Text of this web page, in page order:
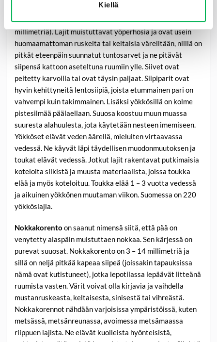
Kiellä
Yökkönenon pieni tai keskikokoinen korento (2 – 23
millimetriä). Lajit muistuttavat yöperhosia ja ovat usein
huomaamattoman ruskeita tai keltaisia väreiltään, niillä on
pitkät eteenpäin suunnatut tuntosarvet ja ne pitävät
siipensä kattoon aseteltuna ruumiin ylle. Siivet ovat
peitetty karvoilla tai ovat täysin paljaat. Siipiparit ovat
hyvin kehittyneitä lentosiipiä, joista etummainen pari on
vahvempi kuin takimmainen. Lisäksi yökkösillä on kolme
pistesilmää päälaellaan. Suuosa koostuu muun muassa
suuresta alahuulesta, jota käytetään nesteen imemiseen.
Yökköset elävät veden äärellä, mieluiten virtaavassa
vedessä. Ne käyvät läpi täydellisen muodonmuutoksen ja
toukat elävät vedessä. Jotkut lajit rakentavat putkimaisia
koteloita silkistä ja muusta materiaalista, joissa toukka
elää ja myös koteloituu. Toukka elää 1 – 3 vuotta vedessä
ja aikuinen yökkönen muutaman viikon. Suomessa on 220
yökköslajia.
Nokkakorento on saanut nimensä siitä, että pää on
venytetty alaspäin muistuttaen nokkaa. Sen kärjessä on
purevat suuosat. Nokkakorento on 3 – 14 millimetriä ja
sillä on neljä pitkää kapeaa siipeä (joissakin tapauksissa
nämä ovat kutistuneet), jotka lepotilassa lepäävät litteänä
ruumista vasten. Värit voivat olla kirjavia ja vaihdella
mustanruskeasta, keltaisesta, sinisestä tai vihreästä.
Nokkakorennot nähdään varjoisissa ympäristöissä, kuten
metsässä, metsänreunassa, avoimessa metsämaassa
riippuen lajista. Ne elävät kuolleista hyönteisistä,